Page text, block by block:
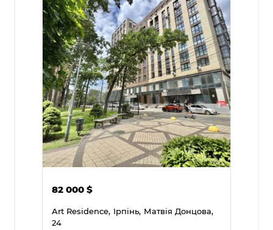
82 000$
Art Residence, Ірпінь, Матвія Донцова,
24